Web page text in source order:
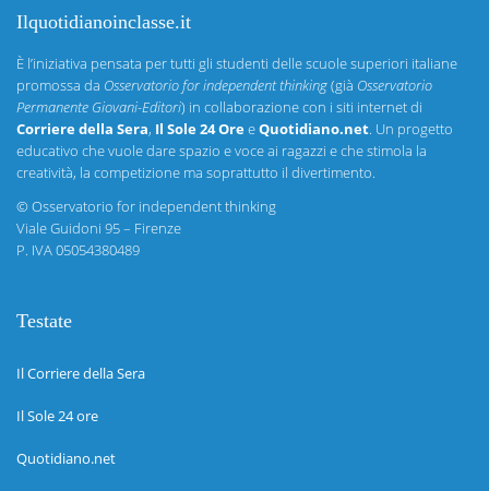
Ilquotidianoinclasse.it
È l’iniziativa pensata per tutti gli studenti delle scuole superiori italiane
promossa da Osservatorio for independent thinking(già Osservatorio
Permanente Giovani-Editori) in collaborazione con i siti internet di
Corriere della Sera, Il Sole 24 OreeQuotidiano.net. Un progetto
educativo che vuole dare spazio e voce ai ragazzi e che stimola la
creatività, la competizione ma soprattutto il divertimento.
©Osservatorio for independent thinking
Viale Guidoni 95 – Firenze
P. IVA 05054380489
Testate
Il Corriere della Sera
Il Sole 24 ore
Quotidiano.net